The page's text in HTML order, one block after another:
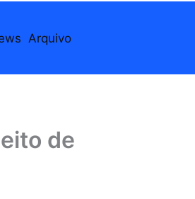
Arquivo
de